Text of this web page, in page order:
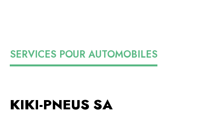
SERVICES POUR AUTOMOBILES
KIKI-PNEUS SA